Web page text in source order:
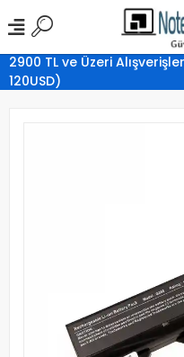
2900 TL ve Üzeri
120USD)